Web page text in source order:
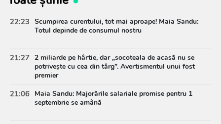
22:23 Scumpirea curentului, tot mai aproape! Maia Sandu:
Totul depinde de consumul nostru
21:27 2 miliarde pe hârtie, dar „socoteala de acasă nu se
potrivește cu cea din târg”. Avertismentul unui fost
premier
21:06 Maia Sandu: Majorările salariale promise pentru 1
septembrie se amână